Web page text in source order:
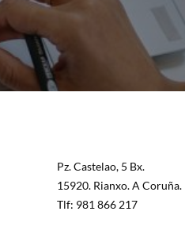
Pz. Castelao, 5 Bx.
15920. Rianxo. A Coruña.
Tlf: 981 866 217